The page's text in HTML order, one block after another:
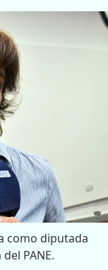
como diputada
PANE.